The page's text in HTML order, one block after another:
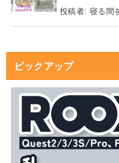
投稿者: 寝る間
ピックアップ